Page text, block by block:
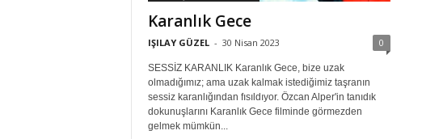
Karanlık Gece
IŞILAY GÜZEL - 30 Nisan 2023 0
SESSİZ KARANLIK Karanlık Gece, bize uzak
olmadığımız; ama uzak kalmak istediğimiz taşranın
sessiz karanlığından fısıldıyor. Özcan Alper'in tanıdık
dokunuşlarını Karanlık Gece filminde görmezden
gelmek mümkün...